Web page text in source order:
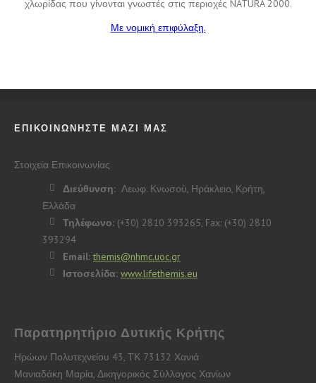
χλωρίδας που γίνονται γνωστές στις περιοχές NATURA 2000.
Με νομική επιφύλαξη.
ΕΠΙΚΟΙΝΩΝΗΣΤΕ ΜΑΖΙ ΜΑΣ
Στοιχεία Επικοινωνίας
Διεύθυνση: Λεωφ. Κνωσού, Ηράκλειο, Κρήτη,
Ελλάδα
Τηλέφωνο: (+30) 2810 393265, Fax: (+30) 2810
393294
Email: themis@nhmc.uoc.gr
Ιστοσελίδα: www.lifethemis.eu
Παρατηρητήριο Δυτικής Κρήτης
Ηρώων Πολυτεχνείου 43, ΤΚ 73132 Χανιά
Μανιαδάκη Μαρία, Δικηγορικός Σύλλογος Χανίων